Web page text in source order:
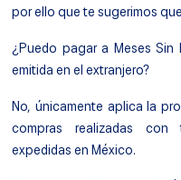
por ello que te sugerimos
¿Puedo pagar a Meses
emitida en el extranjero?
No, únicamente aplica la
compras realizadas con
expedidas en México.